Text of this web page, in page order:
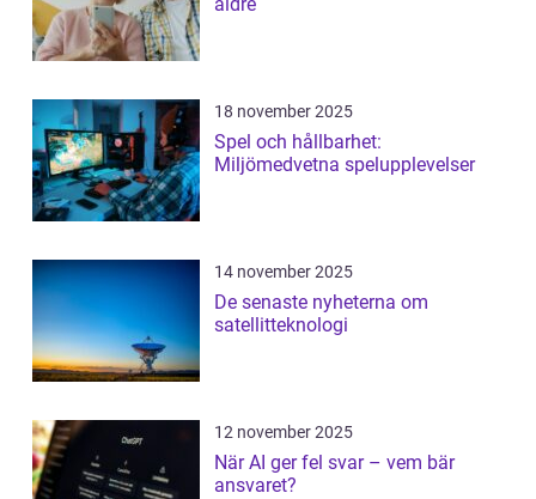
18 november 2025
Spel och hållbarhet:
Miljömedvetna spelupplevelser
14 november 2025
De senaste nyheterna om
satellitteknologi
12 november 2025
När AI ger fel svar – vem bär
ansvaret?